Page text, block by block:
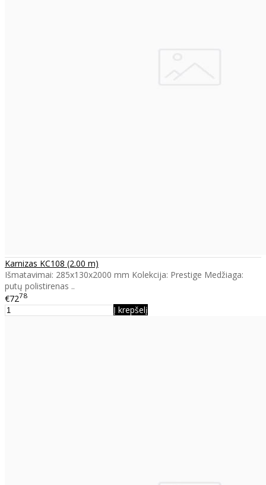
Karnizas KC108 (2.00 m)
Išmatavimai: 285x130x2000 mm Kolekcija: Prestige Medžiaga:
putų polistirenas ..
€7278
Į krepšelį